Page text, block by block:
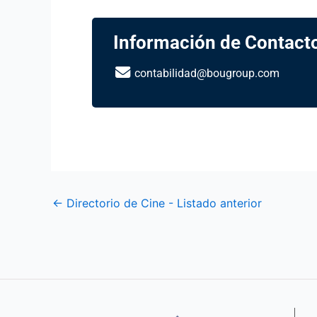
Información de
contabilidad@bougroup.com
← Directorio de Cine - Listado anterior